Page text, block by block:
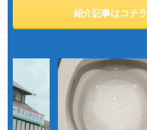
紹介記事はコチラ